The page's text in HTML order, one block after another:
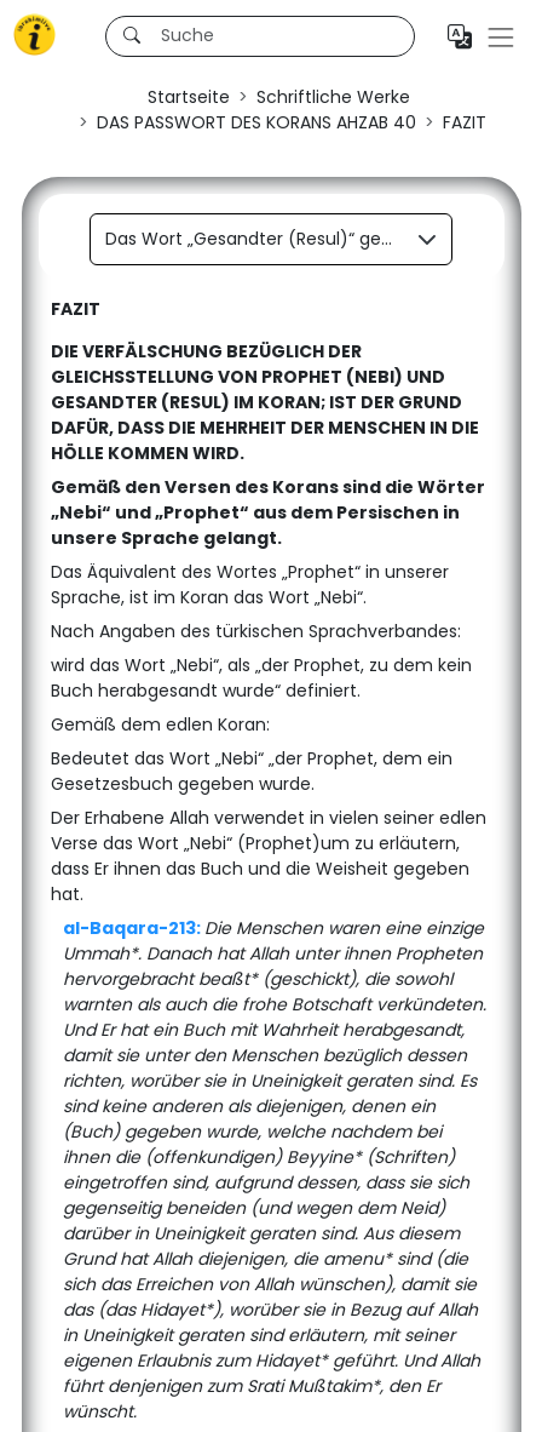
Startseite
Schriftliche Werke
DAS PASSWORT DES KORANS AHZAB 40
FAZIT
Das Wort „Gesandter (Resul)“ gemäß den Versen des Korans
FAZIT
DIE VERFÄLSCHUNG BEZÜGLICH DER
GLEICHSSTELLUNG VON PROPHET (NEBI) UND
GESANDTER (RESUL) IM KORAN; IST DER GRUND
DAFÜR, DASS DIE MEHRHEIT DER MENSCHEN IN DIE
HÖLLE KOMMEN WIRD.
Gemäß den Versen des Korans sind die Wörter
„Nebi“ und „Prophet“ aus dem Persischen in
unsere Sprache gelangt.
Das Äquivalent des Wortes „Prophet“ in unserer
Sprache, ist im Koran das Wort „Nebi“.
Nach Angaben des türkischen Sprachverbandes:
wird das Wort „Nebi“, als „der Prophet, zu dem kein
Buch herabgesandt wurde“ definiert.
Gemäß dem edlen Koran:
Bedeutet das Wort „Nebi“ „der Prophet, dem ein
Gesetzesbuch gegeben wurde.
Der Erhabene Allah verwendet in vielen seiner edlen
Verse das Wort „Nebi“ (Prophet)um zu erläutern,
dass Er ihnen das Buch und die Weisheit gegeben
hat.
al-Baqara-213: Die Menschen waren eine einzige
Ummah*. Danach hat Allah unter ihnen Propheten
hervorgebracht beaßt* (geschickt), die sowohl
warnten als auch die frohe Botschaft verkündeten.
Und Er hat ein Buch mit Wahrheit herabgesandt,
damit sie unter den Menschen bezüglich dessen
richten, worüber sie in Uneinigkeit geraten sind. Es
sind keine anderen als diejenigen, denen ein
(Buch) gegeben wurde, welche nachdem bei
ihnen die (offenkundigen) Beyyine* (Schriften)
eingetroffen sind, aufgrund dessen, dass sie sich
gegenseitig beneiden (und wegen dem Neid)
darüber in Uneinigkeit geraten sind. Aus diesem
Grund hat Allah diejenigen, die amenu* sind (die
sich das Erreichen von Allah wünschen), damit sie
das (das Hidayet*), worüber sie in Bezug auf Allah
in Uneinigkeit geraten sind erläutern, mit seiner
eigenen Erlaubnis zum Hidayet* geführt. Und Allah
führt denjenigen zum Srati Mußtakim*, den Er
wünscht.